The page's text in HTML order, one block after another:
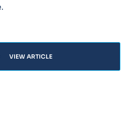
VIEW ARTICLE